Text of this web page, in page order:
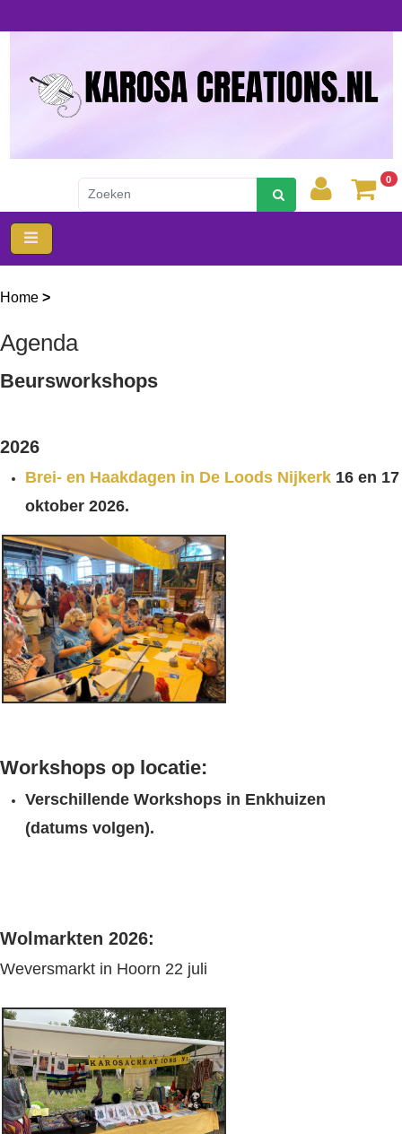
0
Home >
Agenda
Beursworkshops
2026
Brei- en Haakdagen in De Loods Nijkerk 16 en 17
oktober 2026.
Workshops op locatie:
Verschillende Workshops in Enkhuizen
(datums volgen).
Wolmarkten 2026:
Weversmarkt in Hoorn 22 juli